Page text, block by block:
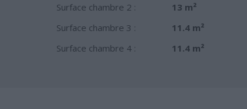
Surface chambre 2 :
13 m²
Surface chambre 3 :
11.4 m²
Surface chambre 4 :
11.4 m²